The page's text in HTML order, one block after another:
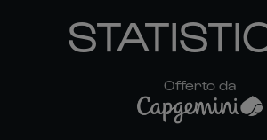
Offerto da